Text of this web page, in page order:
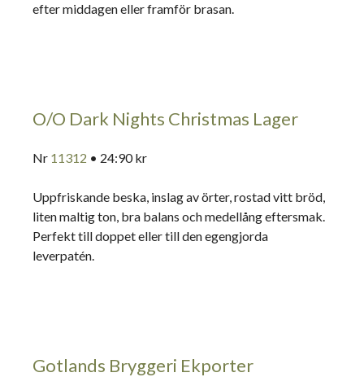
efter middagen eller framför brasan.
O/O Dark Nights Christmas Lager
Nr 11312 • 24:90 kr
Uppfriskande beska, inslag av örter, rostad vitt bröd,
liten maltig ton, bra balans och medellång eftersmak.
Perfekt till doppet eller till den egengjorda
leverpatén.
Gotlands Bryggeri Ekporter